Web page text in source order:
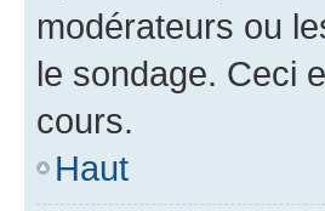
modérateurs ou
le sondage. Ceci
cours.
Haut